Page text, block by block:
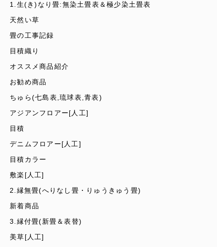
1.生(き)なり畳:無染土畳表＆極少染土畳表
天然い草
畳の工事記録
目積織り
オススメ商品紹介
お勧め商品
ちゅら(七島表,琉球表,青表)
アジアンフロアー[人工]
目積
デニムフロアー[人工]
目積カラー
敷楽[人工]
2.縁無畳(へりなし畳・りゅうきゅう畳)
新着商品
3.縁付畳(新畳＆表替)
美草[人工]